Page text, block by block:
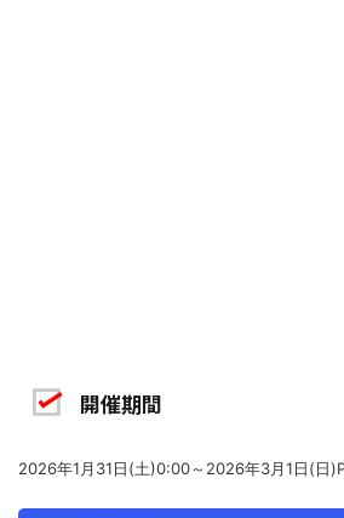
開催期間
2026年1月31日(土)0:00～2026年3月1日(日